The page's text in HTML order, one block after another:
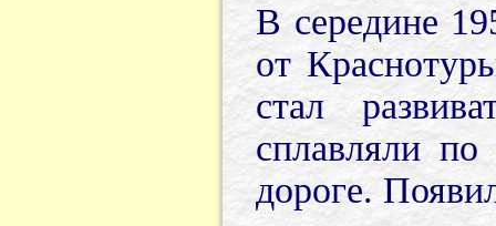
В середине
от
стал
сплавляли
дороге.